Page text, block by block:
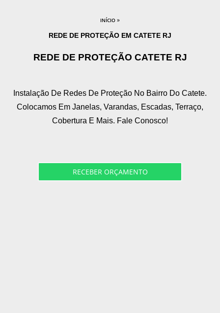
INÍCIO »
REDE DE PROTEÇÃO EM CATETE RJ
REDE DE PROTEÇÃO CATETE RJ
Instalação De Redes De Proteção No Bairro Do Catete.
Colocamos Em Janelas, Varandas, Escadas, Terraço,
Cobertura E Mais. Fale Conosco!
RECEBER ORÇAMENTO